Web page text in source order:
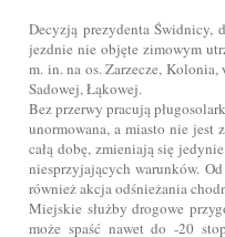
Decyzją prezydenta Świdnicy,
jezdnie nie objęte zimowym
m. in. na os. Zarzecze, Kolonia,
Sadowej, Łąkowej.
Bez przerwy pracują
unormowana, a miasto nie jest
całą dobę, zmieniają się
niesprzyjających warunków.
również akcja odśnieżania
Miejskie służby drogowe
może spaść nawet do -20